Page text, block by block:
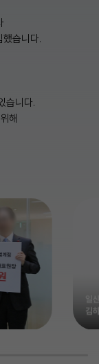
습니다.
습니다.
해